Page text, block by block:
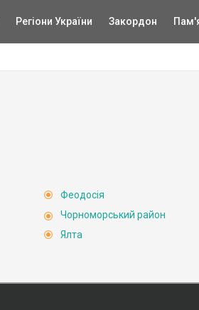
Регіони України Закордон
Феодосія
Чорноморський район
Ялта